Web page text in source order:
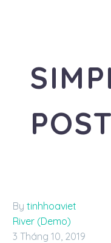
By tinhhoaviet
River (Demo)
3 Tháng 10, 2019